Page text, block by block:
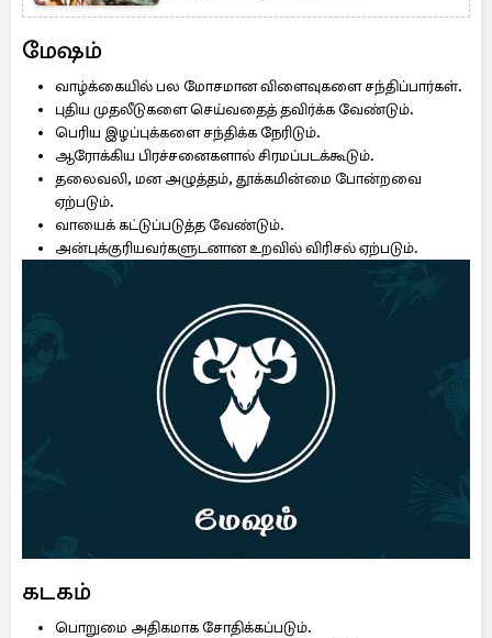
மேஷம்
வாழ்க்கையில் பல மோசமான விளைவுகளை சந்திப்பார்கள்.
புதிய முதலீடுகளை செய்வதைத் தவிர்க்க வேண்டும்.
பெரிய இழப்புக்களை சந்திக்க நேரிடும்.
ஆரோக்கிய பிரச்சனைகளால் சிரமப்படக்கூடும்.
தலைவலி, மன அழுத்தம், தூக்கமின்மை போன்றவை
ஏற்படும்.
வாயைக் கட்டுப்படுத்த வேண்டும்.
அன்புக்குரியவர்களுடனான உறவில் விரிசல் ஏற்படும்.
கடகம்
பொறுமை அதிகமாக சோதிக்கப்படும்.